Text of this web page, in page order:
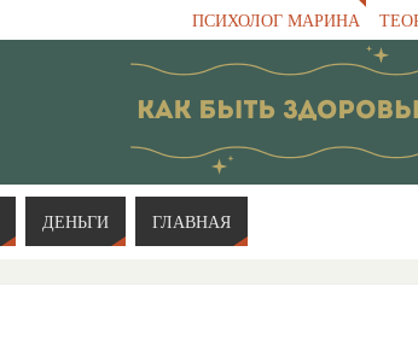
ПСИХОЛОГ МАРИНА
ДЕНЬГИ ГЛАВНАЯ